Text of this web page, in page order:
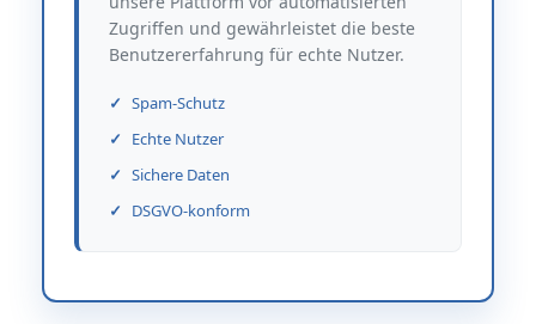
Zugriffen und gewährleistet die beste
Benutzererfahrung für echte Nutzer.
Spam-Schutz
Echte Nutzer
Sichere Daten
DSGVO-konform